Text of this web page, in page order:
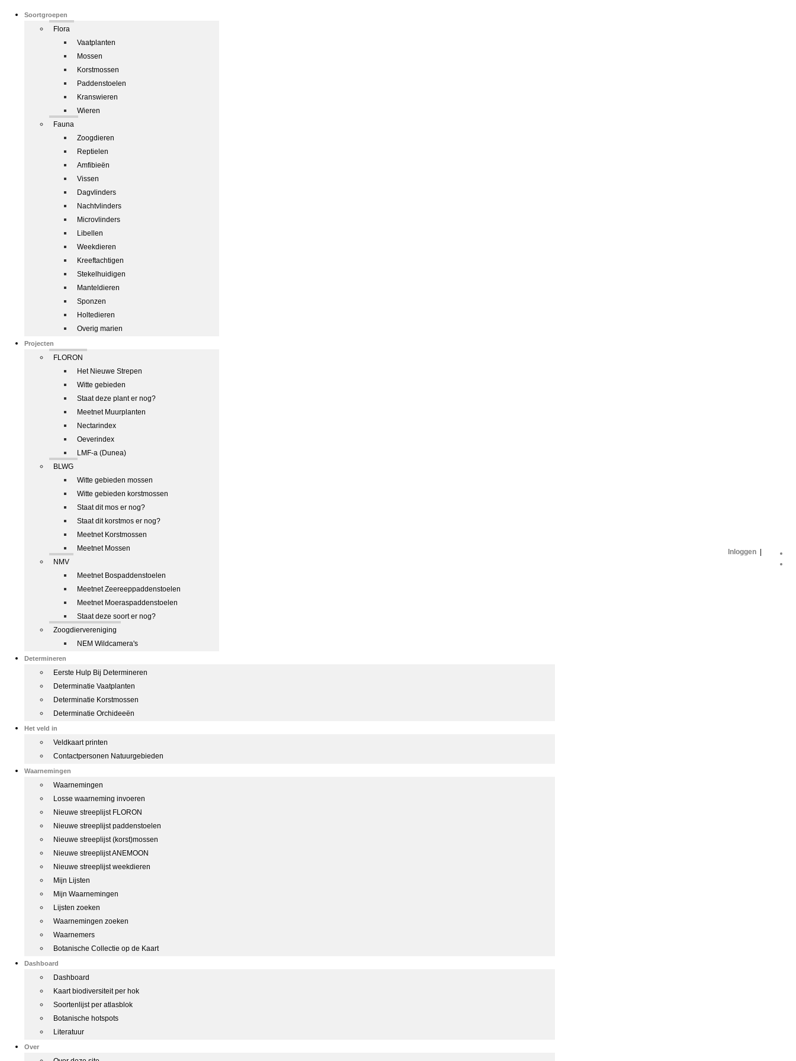
Soortgroepen
Flora
Vaatplanten
Mossen
Korstmossen
Paddenstoelen
Kranswieren
Wieren
Fauna
Zoogdieren
Reptielen
Amfibieën
Vissen
Dagvlinders
Nachtvlinders
Microvlinders
Libellen
Weekdieren
Kreeftachtigen
Stekelhuidigen
Manteldieren
Sponzen
Holtedieren
Overig marien
Projecten
FLORON
Het Nieuwe Strepen
Witte gebieden
Staat deze plant er nog?
Meetnet Muurplanten
Nectarindex
Oeverindex
LMF-a (Dunea)
BLWG
Witte gebieden mossen
Witte gebieden korstmossen
Staat dit mos er nog?
Staat dit korstmos er nog?
Meetnet Korstmossen
Meetnet Mossen
NMV
Meetnet Bospaddenstoelen
Meetnet Zeereeppaddenstoelen
Meetnet Moeraspaddenstoelen
Staat deze soort er nog?
Zoogdiervereniging
NEM Wildcamera's
Determineren
Eerste Hulp Bij Determineren
Determinatie Vaatplanten
Determinatie Korstmossen
Determinatie Orchideeën
Het veld in
Veldkaart printen
Contactpersonen Natuurgebieden
Waarnemingen
Waarnemingen
Losse waarneming invoeren
Nieuwe streeplijst FLORON
Nieuwe streeplijst paddenstoelen
Nieuwe streeplijst (korst)mossen
Nieuwe streeplijst ANEMOON
Nieuwe streeplijst weekdieren
Mijn Lijsten
Mijn Waarnemingen
Lijsten zoeken
Waarnemingen zoeken
Waarnemers
Botanische Collectie op de Kaart
Dashboard
Dashboard
Kaart biodiversiteit per hok
Soortenlijst per atlasblok
Botanische hotspots
Literatuur
Over
Inloggen